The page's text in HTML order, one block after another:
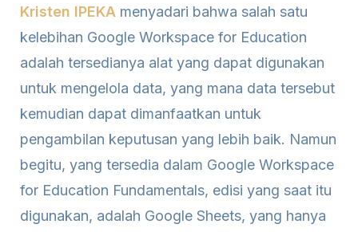
Kristen IPEKA menyadari bahwa salah satu
kelebihan Google Workspace for Education
adalah tersedianya alat yang dapat digunakan
untuk mengelola data, yang mana data tersebut
kemudian dapat dimanfaatkan untuk
pengambilan keputusan yang lebih baik. Namun
begitu, yang tersedia dalam Google Workspace
for Education Fundamentals, edisi yang saat itu
digunakan, adalah Google Sheets, yang hanya